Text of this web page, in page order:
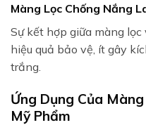
Màng Lọc Chống Nắng
Sự kết hợp giữa màng
hiệu quả bảo vệ, ít gây
trắng.
Ứng Dụng Của
Mỹ Phẩm